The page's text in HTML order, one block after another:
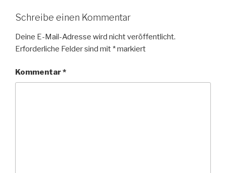
Schreibe einen Kommentar
Deine E-Mail-Adresse wird nicht veröffentlicht.
Erforderliche Felder sind mit *markiert
Kommentar*